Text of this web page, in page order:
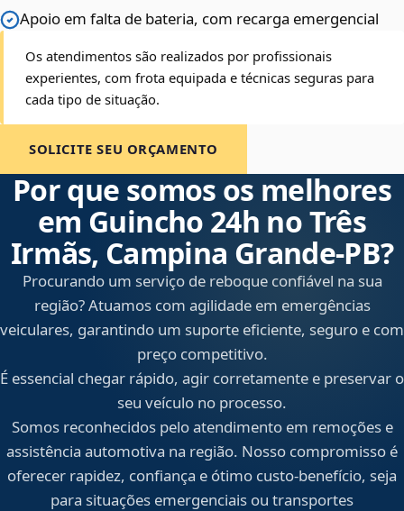
Apoio em falta de bateria, com recarga emergencial
Os atendimentos são realizados por profissionais
experientes, com frota equipada e técnicas seguras para
cada tipo de situação.
SOLICITE SEU ORÇAMENTO
Por que somos os melhores
em Guincho 24h no Três
Irmãs, Campina Grande‑PB?
Procurando um serviço de reboque confiável na sua
região? Atuamos com agilidade em emergências
veiculares, garantindo um suporte eficiente, seguro e com
preço competitivo.
É essencial chegar rápido, agir corretamente e preservar o
seu veículo no processo.
Somos reconhecidos pelo atendimento em remoções e
assistência automotiva na região. Nosso compromisso é
oferecer rapidez, confiança e ótimo custo-benefício, seja
para situações emergenciais ou transportes